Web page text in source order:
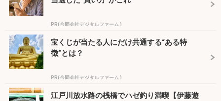
PR(合同会社デジタルファーム )
宝くじが当たる人にだけ共通する“ある特
徴”とは？
PR(合同会社デジタルファーム )
江戸川放水路の桟橋でハゼ釣り満喫【伊藤遊